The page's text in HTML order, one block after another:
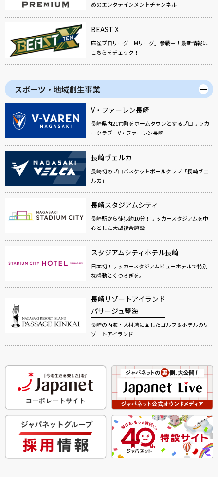
めのエンタテインメントチャンネル
BEAST X
麻雀プロリーグ「Mリーグ」参戦中！最新情報は
こちらをチェック！
スポーツ・地域創生事業
V・ファーレン長崎
長崎県内21市町をホームタウンとするプロサッカ
ークラブ「V・ファーレン長崎」
長崎ヴェルカ
長崎初のプロバスケットボールクラブ「長崎ヴェ
ルカ」
長崎スタジアムシティ
長崎駅から徒歩約10分！サッカースタジアムを中
心とした大型複合施設
スタジアムシティホテル長崎
日本初！サッカースタジアムビューホテルで特別
な感動とくつろぎを。
長崎リゾートアイランド
パサージュ琴海
長崎の内海・大村湾に面したゴルフ＆ホテルのリ
ゾートアイランド